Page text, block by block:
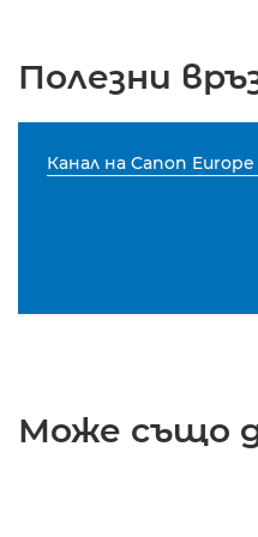
Полезни
Канал на Canon Europe
Може също